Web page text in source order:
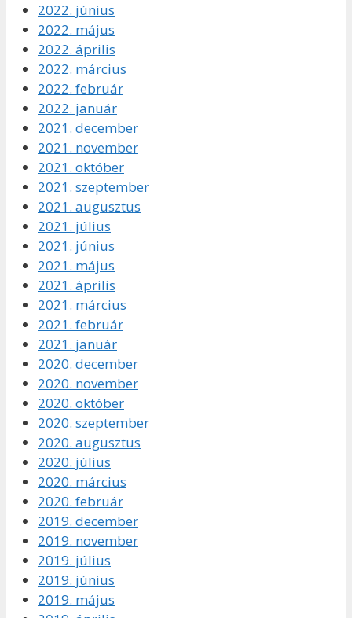
2022. június
2022. május
2022. április
2022. március
2022. február
2022. január
2021. december
2021. november
2021. október
2021. szeptember
2021. augusztus
2021. július
2021. június
2021. május
2021. április
2021. március
2021. február
2021. január
2020. december
2020. november
2020. október
2020. szeptember
2020. augusztus
2020. július
2020. március
2020. február
2019. december
2019. november
2019. július
2019. június
2019. május